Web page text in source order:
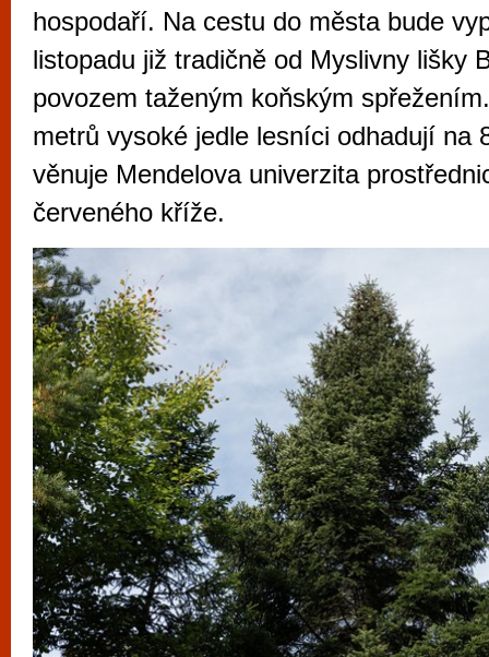
hospodaří. Na cestu do města bude
listopadu již tradičně od Myslivny lišky
povozem taženým koňským
metrů vysoké jedle lesníci odhadují na
věnuje Mendelova univerzita
červeného kříže.
vyzkoušet různé kasinové hry. V
metropoli naleznete širokou nabídku her
po moderní automaty jak pro pravidelné
příležitostné hráče. V...